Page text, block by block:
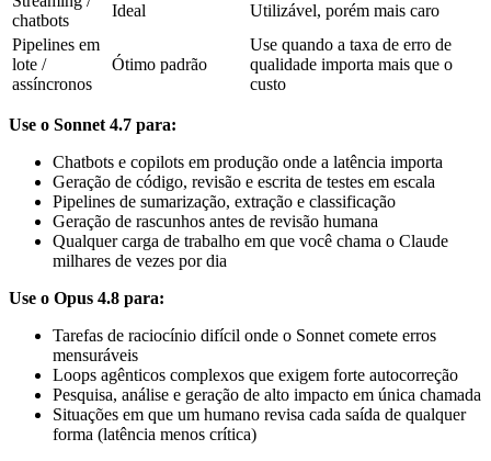
chatbots
Ideal
Utilizável, porém mais caro
Pipelines em
lote /
assíncronos
Ótimo padrão
Use quando a taxa de erro de
qualidade importa mais que o
custo
Use o Sonnet 4.7 para:
Chatbots e copilots em produção onde a latência importa
Geração de código, revisão e escrita de testes em escala
Pipelines de sumarização, extração e classificação
Geração de rascunhos antes de revisão humana
Qualquer carga de trabalho em que você chama o Claude
milhares de vezes por dia
Use o Opus 4.8 para:
Tarefas de raciocínio difícil onde o Sonnet comete erros
mensuráveis
Loops agênticos complexos que exigem forte autocorreção
Pesquisa, análise e geração de alto impacto em única chamada
Situações em que um humano revisa cada saída de qualquer
forma (latência menos crítica)